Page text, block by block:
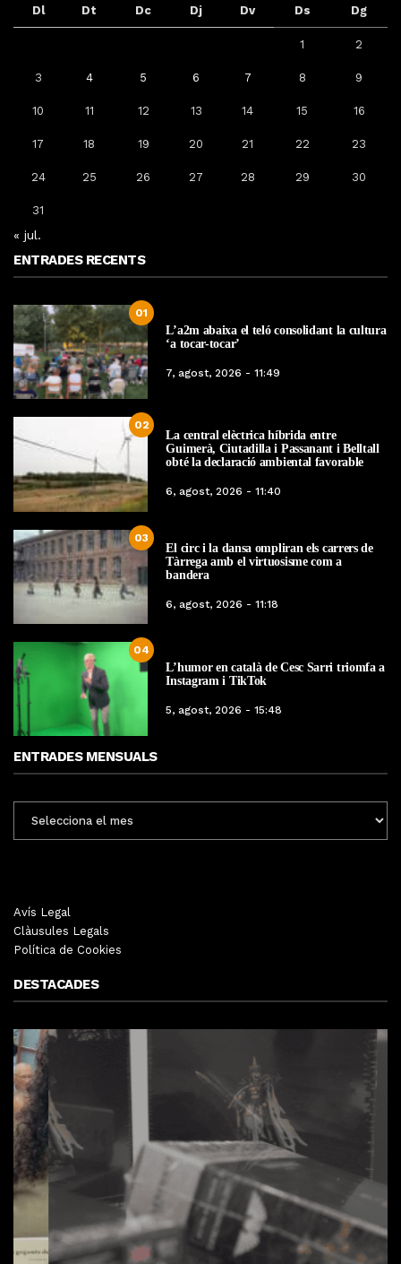
Dl Dt Dc Dj Dv Ds Dg
1 2
3 4 5 6 7 8 9
10 11 12 13 14 15 16
17 18 19 20 21 22 23
24 25 26 27 28 29 30
31
« jul.
ENTRADES RECENTS
01
L’a2m abaixa el teló consolidant la cultura
‘a tocar-tocar’
7, agost, 2026 - 11:49
02
La central elèctrica híbrida entre
Guimerà, Ciutadilla i Passanant i Belltall
obté la declaració ambiental favorable
6, agost, 2026 - 11:40
03
El circ i la dansa ompliran els carrers de
Tàrrega amb el virtuosisme com a
bandera
6, agost, 2026 - 11:18
04
L’humor en català de Cesc Sarri triomfa a
Instagram i TikTok
5, agost, 2026 - 15:48
ENTRADES MENSUALS
MENSUALS
Avís Legal
Clàusules Legals
Política de Cookies
DESTACADES